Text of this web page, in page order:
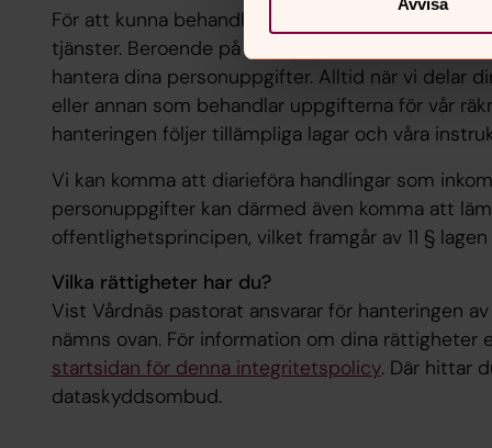
För att kunna behandla personuppgifter anlitar vi
tjänster. Beroende på typ av tjänst kan sådana
hantera dina personuppgifter. Alltid när vi delar
eller annan som behandlar uppgifterna för vår
hanteringen följer tillämpliga lagar och våra
Vi kan komma att diarieföra handlingar som
personuppgifter kan därmed även komma att
offentlighetsprincipen, vilket framgår av 11 §
Vilka rättigheter har du?
Vist Vårdnäs pastorat ansvarar för hanteringen
nämns ovan. För information om dina rättigheter
startsidan för denna integritetspolicy. Där hittar
dataskyddsombud.